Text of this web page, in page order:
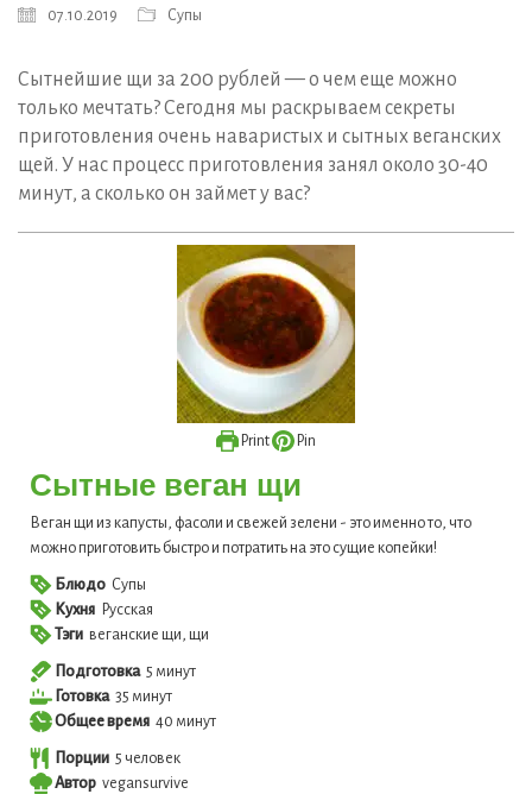
07.10.2019 Супы
Сытнейшие щи за 200 рублей — о чем еще можно
только мечтать? Сегодня мы раскрываем секреты
приготовления очень наваристых и сытных веганских
щей. У нас процесс приготовления занял около 30-40
минут, а сколько он займет у вас?
Print Pin
Сытные веган щи
Веган щи из капусты, фасоли и свежей зелени - это именно то, что
можно приготовить быстро и потратить на это сущие копейки!
Блюдо Супы
Кухня
Русская
Тэги веганские щи, щи
Подготовка 5 минут
минут
Готовка 35 минут
минут
Общее время 40 минут
минут
Порции 5 человек
Автор vegansurvive